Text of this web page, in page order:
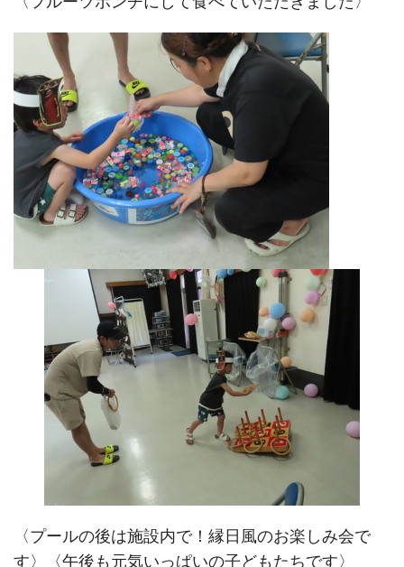
〈プールの後は施設内で！縁日風のお楽しみ会で
す〉〈午後も元気いっぱいの子どもたちです〉